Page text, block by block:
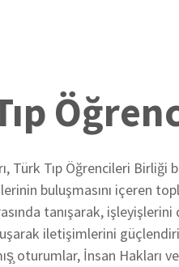
Türk Tıp Öğrencileri Birliği
buluşmasını içeren
tanışarak,
iletişimlerini
oturumlar, İnsan Hakları